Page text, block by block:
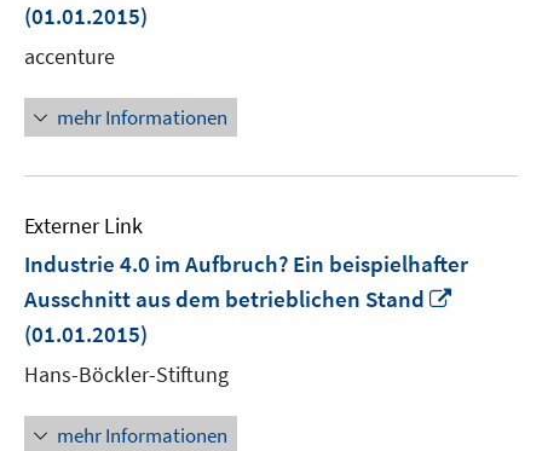
(01.01.2015)
accenture
mehr Informationen
Externer Link
Industrie 4.0 im Aufbruch? Ein beispielhafter
Ausschnitt aus dem betrieblichen Stand
(01.01.2015)
Hans-Böckler-Stiftung
mehr Informationen